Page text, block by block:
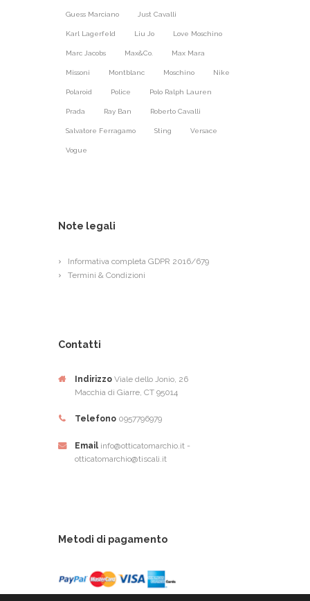
Guess Marciano Just Cavalli
Karl Lagerfeld Liu Jo Love Moschino
Marc Jacobs Max&Co. Max Mara
Missoni Montblanc Moschino Nike
Polaroid Police Polo Ralph Lauren
Prada Ray Ban Roberto Cavalli
Salvatore Ferragamo Sting Versace
Vogue
Note legali
Informativa completa GDPR 2016/679
Termini & Condizioni
Contatti
Indirizzo Viale dello Jonio, 26
Macchia di Giarre, CT 95014
Telefono 0957796979
Email info@otticatomarchio.it -
otticatomarchio@tiscali.it
Metodi di pagamento